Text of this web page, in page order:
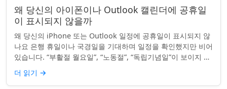
왜 당신의 아이폰이나 Outlook 캘린더에 공휴일
이 표시되지 않을까
왜 당신의 iPhone 또는 Outlook 일정에 공휴일이 표시되지 않
나요 은행 휴일이나 국경일을 기대하며 일정을 확인했지만 비어
있습니다. “부활절 월요일”, “노동절”, “독립기념일”이 보이지 않
네요. iPhon...
더 읽기 →